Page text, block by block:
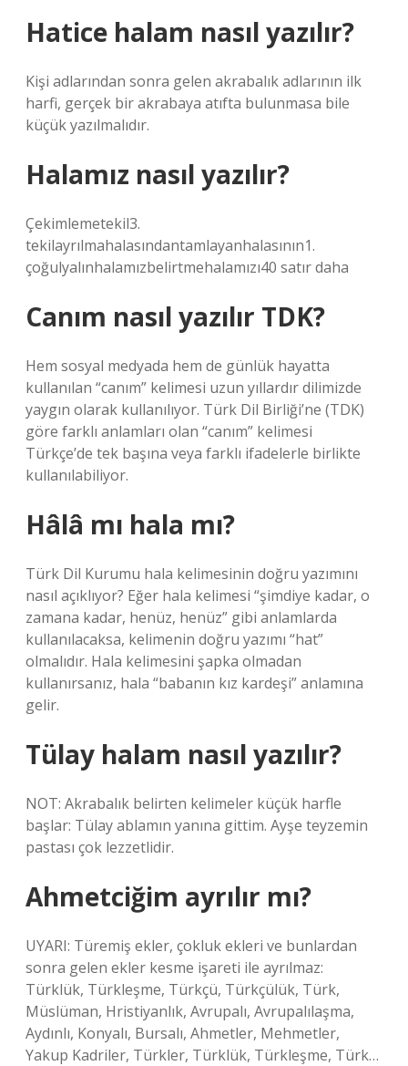
Hatice halam nasıl yazılır?
Kişi adlarından sonra gelen akrabalık adlarının ilk
harfi, gerçek bir akrabaya atıfta bulunmasa bile
küçük yazılmalıdır.
Halamız nasıl yazılır?
Çekimlemetekil3.
tekilayrılmahalasındantamlayanhalasının1.
çoğulyalınhalamızbelirtmehalamızı40 satır daha
Canım nasıl yazılır TDK?
Hem sosyal medyada hem de günlük hayatta
kullanılan “canım” kelimesi uzun yıllardır dilimizde
yaygın olarak kullanılıyor. Türk Dil Birliği’ne (TDK)
göre farklı anlamları olan “canım” kelimesi
Türkçe’de tek başına veya farklı ifadelerle birlikte
kullanılabiliyor.
Hâlâ mı hala mı?
Türk Dil Kurumu hala kelimesinin doğru yazımını
nasıl açıklıyor? Eğer hala kelimesi “şimdiye kadar, o
zamana kadar, henüz, henüz” gibi anlamlarda
kullanılacaksa, kelimenin doğru yazımı “hat”
olmalıdır. Hala kelimesini şapka olmadan
kullanırsanız, hala “babanın kız kardeşi” anlamına
gelir.
Tülay halam nasıl yazılır?
NOT: Akrabalık belirten kelimeler küçük harfle
başlar: Tülay ablamın yanına gittim. Ayşe teyzemin
pastası çok lezzetlidir.
Ahmetciğim ayrılır mı?
UYARI: Türemiş ekler, çokluk ekleri ve bunlardan
sonra gelen ekler kesme işareti ile ayrılmaz:
Türklük, Türkleşme, Türkçü, Türkçülük, Türk,
Müslüman, Hristiyanlık, Avrupalı, Avrupalılaşma,
Aydınlı, Konyalı, Bursalı, Ahmetler, Mehmetler,
Yakup Kadriler, Türkler, Türklük, Türkleşme, Türk…